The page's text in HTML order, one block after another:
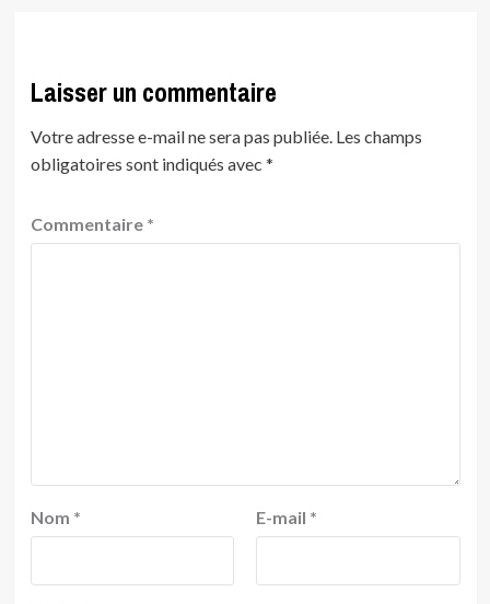
Laisser un commentaire
Votre adresse e-mail ne sera pas publiée. Les champs
obligatoires sont indiqués avec *
Commentaire *
Nom * E-mail *